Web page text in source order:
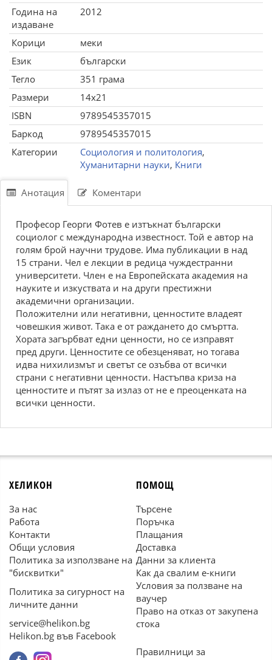
Година на
издаване
2012
Корици
меки
Език
български
Тегло
351 грама
Размери
14x21
ISBN
9789545357015
Баркод
9789545357015
Категории
Социология и политология,
Хуманитарни науки, Книги
Анотация Коментари
Професор Георги Фотев е изтъкнат български
социолог с международна известност. Той е автор на
голям брой научни трудове. Има публикации в над
15 страни. Чел е лекции в редица чуждестранни
университети. Член е на Европейската академия на
науките и изкуствата и на други престижни
академични организации.
Положителни или негативни, ценностите владеят
човешкия живот. Така е от раждането до смъртта.
Хората загърбват едни ценности, но се изправят
пред други. Ценностите се обезценяват, но тогава
идва нихилизмът и светът се озъбва от всички
страни с негативни ценности. Настъпва криза на
ценностите и пътят за излаз от не е преоценката на
всички ценности.
ХЕЛИКОН
За нас
Работа
Контакти
Общи условия
Политика за използване на
"бисквитки"
Политика за сигурност на
личните данни
service@helikon.bg
Helikon.bg във Facebook
ПОМОЩ
Търсене
Поръчка
Плащания
Доставка
Данни за клиента
Как да свалим е-книги
Условия за ползване на
ваучер
Право на отказ от закупена
стока
Правилници за